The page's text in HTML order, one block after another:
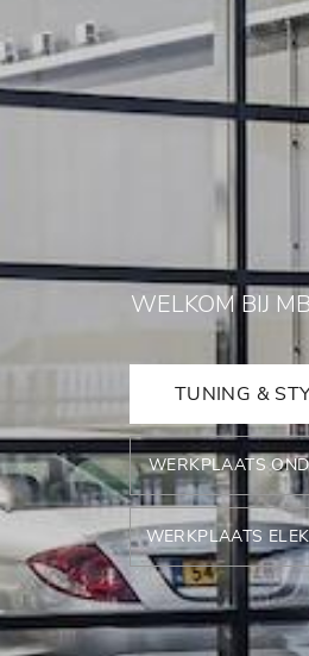
WELKOM BIJ
TUNING &
WERKPLAATS
WERKPLAATS